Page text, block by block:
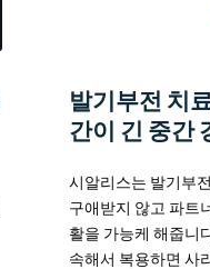
발기부전 치
간이 긴 중간
시알리스는 발기부
구애받지 않고 파트
활을 가능케 해줍니
속해서 복용하면 사